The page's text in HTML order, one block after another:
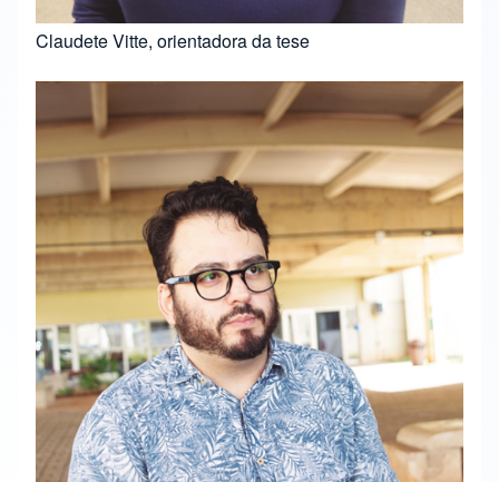
Claudete Vitte, orientadora da tese